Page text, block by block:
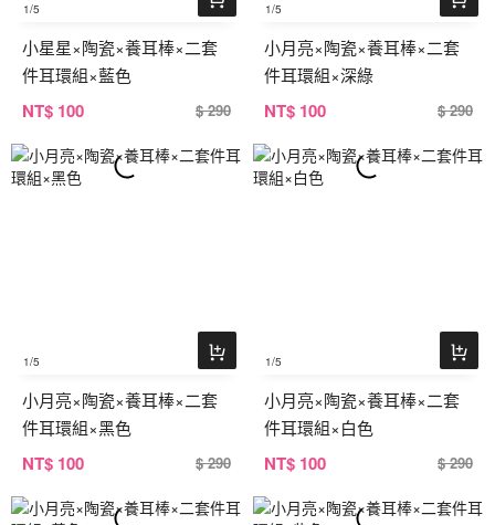
1/5
小星星×陶瓷×養耳棒×二套
件耳環組×藍色
NT$ 100 $ 290
1/5
小月亮×陶瓷×養耳棒×二套
件耳環組×深綠
NT$ 100 $ 290
1/5
小月亮×陶瓷×養耳棒×二套
件耳環組×黑色
NT$ 100 $ 290
1/5
小月亮×陶瓷×養耳棒×二套
件耳環組×白色
NT$ 100 $ 290